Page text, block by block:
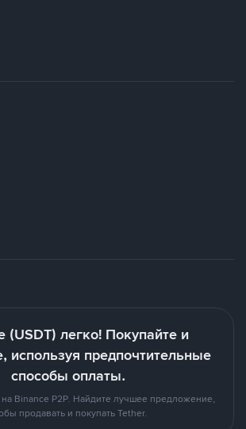
(USDT) легко! Покупайте и
используя предпочтительные
способы оплаты.
Binance P2P. Найдите лучшее предложение,
продавать и покупать Tether.